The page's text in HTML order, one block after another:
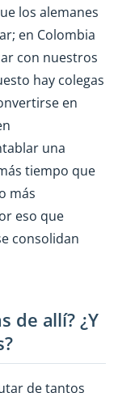
los alemanes
en Colombia
con nuestros
hay colegas
en
una
tiempo que
más
eso que
consolidan
de allí? ¿Y
de tantos